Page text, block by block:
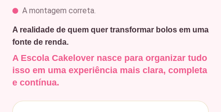
A montagem correta.
A realidade de quem quer transformar bolos em uma
fonte de renda.
A Escola Cakelover nasce para organizar tudo
isso em uma experiência mais clara, completa
e contínua.